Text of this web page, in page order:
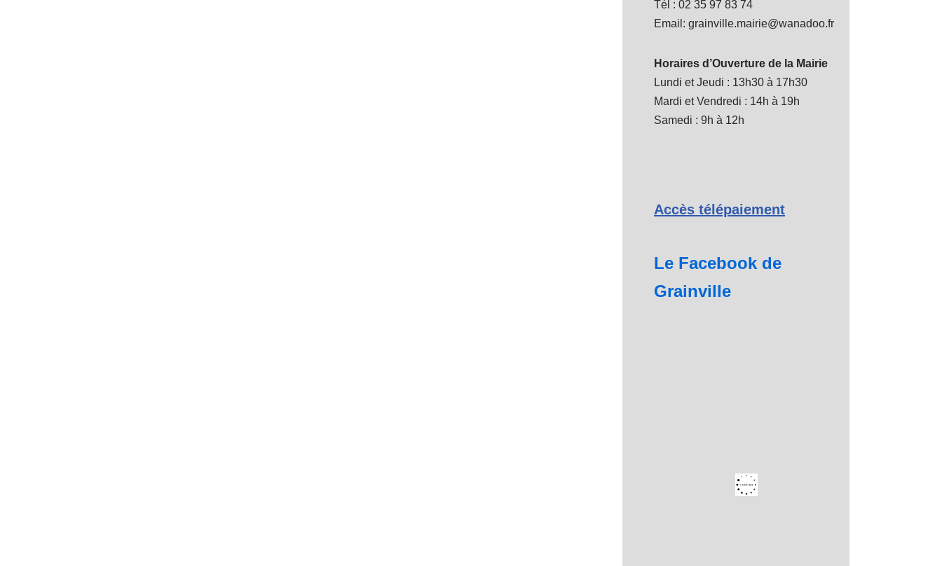
Tél : 02 35 97 83 74
Email: grainville.mairie@wanadoo.fr
Horaires d’Ouverture de la Mairie
Lundi et Jeudi : 13h30 à 17h30
Mardi et Vendredi : 14h à 19h
Samedi : 9h à 12h
Accès télépaiement
Le Facebook de
Grainville